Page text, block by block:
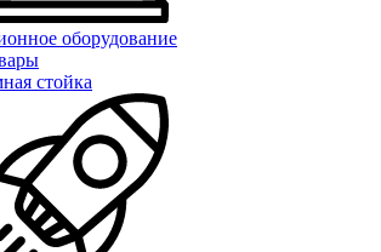
оборудование
стойка